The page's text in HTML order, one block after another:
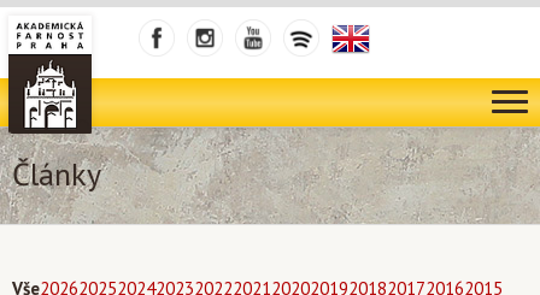
Články
Vše202620252024202320222021202020192018201720162015